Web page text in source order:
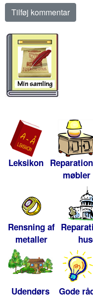
Leksikon
møbler
Rensning af
metaller
Udendørs Gode